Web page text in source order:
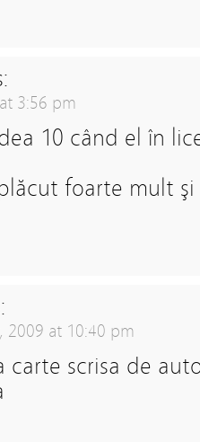
3:56 pm
10 când el în
foarte mult
2009 at 10:40 pm
carte scrisa de